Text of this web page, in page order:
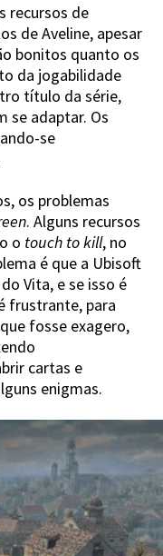
recursos de
de Aveline, apesar
bonitos quanto os
da jogabilidade
título da série,
se adaptar. Os
se
os problemas
. Alguns recursos
o touch to kill, no
é que a Ubisoft
Vita, e se isso é
frustrante, para
fosse exagero,
cartas e
enigmas.